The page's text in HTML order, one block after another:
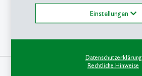
Einstellungen
Datenschutzerklärung
Rechtliche Hinweise